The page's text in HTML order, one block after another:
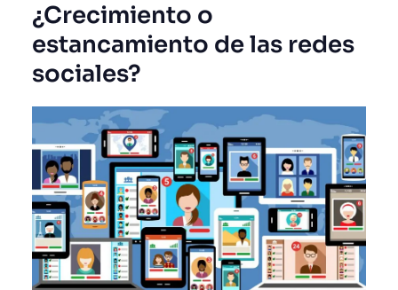
¿Crecimiento o
estancamiento de las redes
sociales?